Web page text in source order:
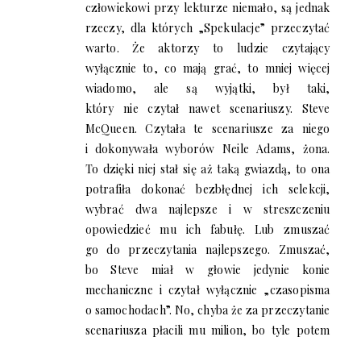
człowiekowi przy lekturze niemało, są jednak
rzeczy, dla których „Spekulacje” przeczytać
warto. Że aktorzy to ludzie czytający
wyłącznie to, co mają grać, to mniej więcej
wiadomo, ale są wyjątki, był taki,
który nie czytał nawet scenariuszy. Steve
McQueen. Czytała te scenariusze za niego
i dokonywała wyborów Neile Adams, żona.
To dzięki niej stał się aż taką gwiazdą, to ona
potrafiła dokonać bezbłędnej ich selekcji,
wybrać dwa najlepsze i w streszczeniu
opowiedzieć mu ich fabułę. Lub zmuszać
go do przeczytania najlepszego. Zmuszać,
bo Steve miał w głowie jedynie konie
mechaniczne i czytał wyłącznie „czasopisma
o samochodach”. No, chyba że za przeczytanie
scenariusza płacili mu milion, bo tyle potem